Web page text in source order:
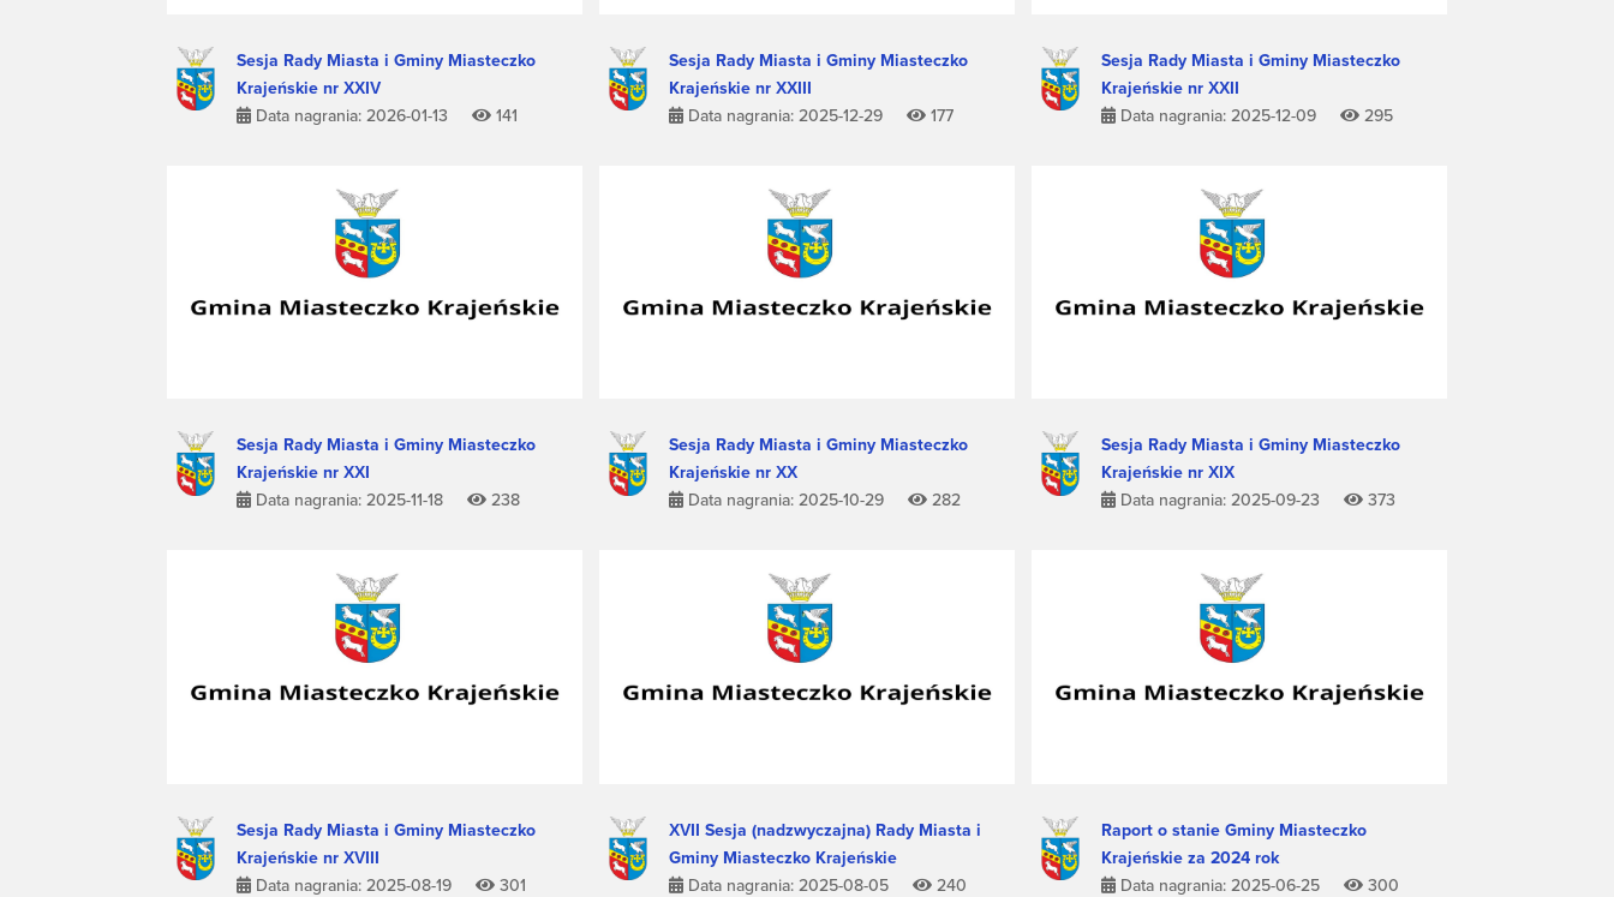
Sesja Rady Miasta i Gminy Miasteczko
Krajeńskie nr XXIV
Data nagrania: 2026-01-13
141
Sesja Rady Miasta i Gminy Miasteczko
Krajeńskie nr XXIII
Data nagrania: 2025-12-29
177
Sesja Rady Miasta i Gminy Miasteczko
Krajeńskie nr XXII
Data nagrania: 2025-12-09
295
Sesja Rady Miasta i Gminy Miasteczko
Krajeńskie nr XXI
Data nagrania: 2025-11-18
238
Sesja Rady Miasta i Gminy Miasteczko
Krajeńskie nr XX
Data nagrania: 2025-10-29
282
Sesja Rady Miasta i Gminy Miasteczko
Krajeńskie nr XIX
Data nagrania: 2025-09-23
373
Sesja Rady Miasta i Gminy Miasteczko
Krajeńskie nr XVIII
Data nagrania: 2025-08-19
301
XVII Sesja (nadzwyczajna) Rady Miasta i
Gminy Miasteczko Krajeńskie
Data nagrania: 2025-08-05
240
Raport o stanie Gminy Miasteczko
Krajeńskie za 2024 rok
Data nagrania: 2025-06-25
300